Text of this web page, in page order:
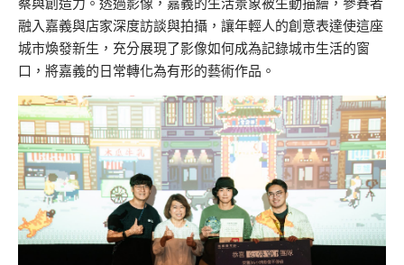
融入嘉義與店家深度訪談與拍攝，讓年輕人的創意表達使這座
城市煥發新生，充分展現了影像如何成為記錄城市生活的窗
口，將嘉義的日常轉化為有形的藝術作品。